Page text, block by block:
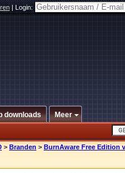
|Login:
downloads Meer
> Branden > BurnAware Free Edition